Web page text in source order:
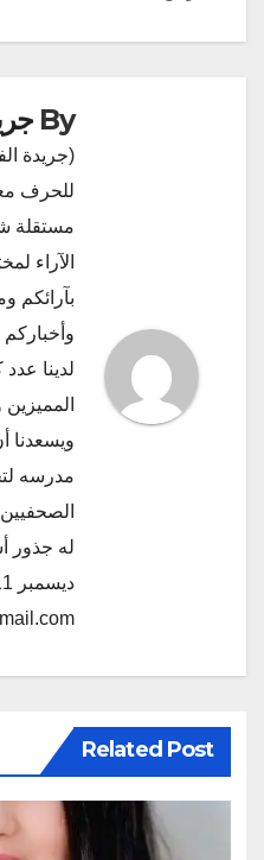
By
(جريدة
للحرف
مستقلة
الآراء
بآرائكم
وأخباركم
لدينا
ويسعدنا
مدرسه
له جذور
Related Post